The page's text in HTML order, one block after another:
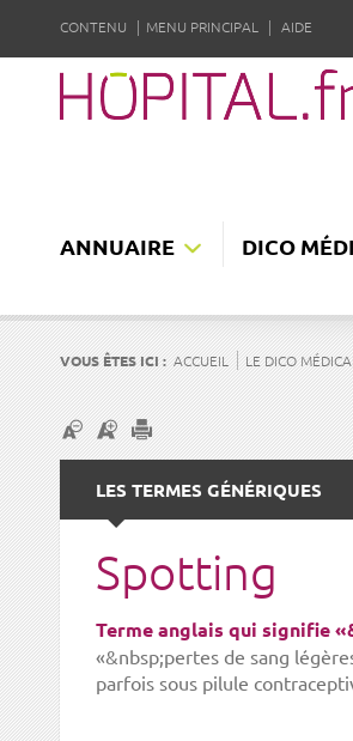
CONTENU MENU PRINCIPAL AIDE
ANNUAIRE DICO
VOUS ÊTES ICI : ACCUEIL LE DICO MÉDICAL
LES TERMES GÉNÉRIQUES
Spotting
Terme anglais qui signifie
«&nbsp;pertes de sang
parfois sous pilule